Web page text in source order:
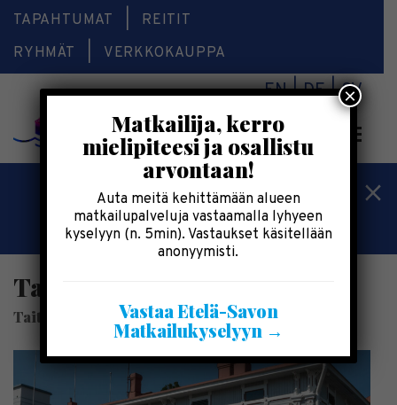
TAPAHTUMAT
REITIT
RYHMÄT
VERKKOKAUPPA
EN DE SV
Kesälomatärpit »
Saimaalla-kesälehti »
Taito Shop Savonlinna
Taito Shop
Matkailija, kerro
mielipiteesi ja osallistu
arvontaan!
Auta meitä kehittämään alueen
matkailupalveluja vastaamalla lyhyeen
kyselyyn (n. 5min). Vastaukset käsitellään
anonyymisti.
Vastaa Etelä-Savon
Matkailukyselyyn →
×